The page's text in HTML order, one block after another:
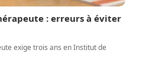
: erreurs à éviter
exige trois ans en Institut de